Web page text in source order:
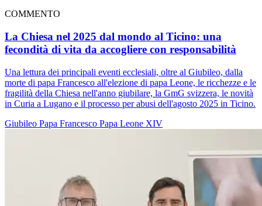
COMMENTO
La Chiesa nel 2025 dal mondo al Ticino: una
fecondità di vita da accogliere con responsabilità
Una lettura dei principali eventi ecclesiali, oltre al Giubileo, dalla
morte di papa Francesco all'elezione di papa Leone, le ricchezze e le
fragilità della Chiesa nell'anno giubilare, la GmG svizzera, le novità
in Curia a Lugano e il processo per abusi dell'agosto 2025 in Ticino.
Giubileo Papa Francesco Papa Leone XIV